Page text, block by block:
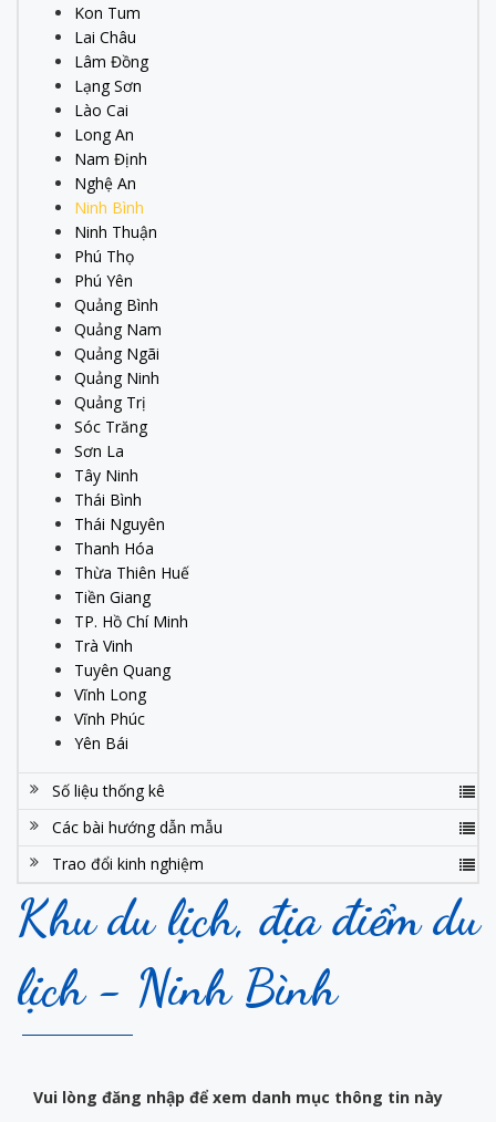
Kon Tum
Lai Châu
Lâm Đồng
Lạng Sơn
Lào Cai
Long An
Nam Định
Nghệ An
Ninh Bình
Ninh Thuận
Phú Thọ
Phú Yên
Quảng Bình
Quảng Nam
Quảng Ngãi
Quảng Ninh
Quảng Trị
Sóc Trăng
Sơn La
Tây Ninh
Thái Bình
Thái Nguyên
Thanh Hóa
Thừa Thiên Huế
Tiền Giang
TP. Hồ Chí Minh
Trà Vinh
Tuyên Quang
Vĩnh Long
Vĩnh Phúc
Yên Bái
Số liệu thống kê
Các bài hướng dẫn mẫu
Trao đổi kinh nghiệm
Khu du lịch, địa điểm du
lịch - Ninh Bình
Vui lòng đăng nhập để xem danh mục thông tin này